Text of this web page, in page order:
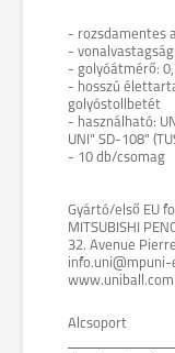
- rozsdamentes
-
- golyóátmérő:
- hosszú
golyóstollbetét
- használható:
UNI" SD-108"
- 10 db/csomag
Gyártó/első EU
MITSUBISHI
32. Avenue
info.uni@mpuni-
www.uniball.com
Alcsoport